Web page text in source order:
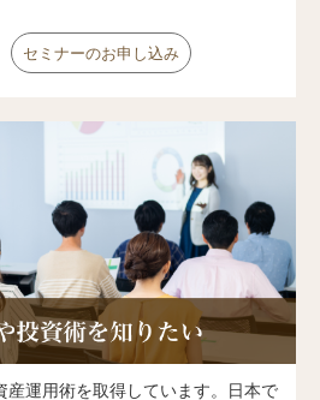
セミナーのお申し込み
産運用術を取得しています。日本で